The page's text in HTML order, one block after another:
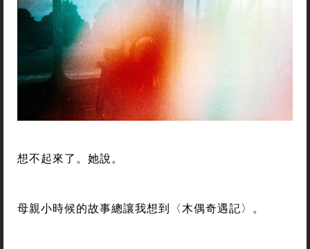
想不起來了。她說。
母親小時候的故事總讓我想到〈木偶奇遇記〉。